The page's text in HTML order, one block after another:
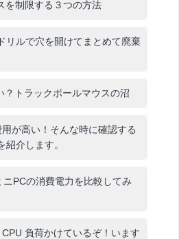
を制限する３つの方法
リルで穴を開けてまとめて廃棄
？トラックボールマウスの沼
が高い！そんな時に確認する
介します。
PCの消費電力を比較してみ
負荷かけているぞ！います